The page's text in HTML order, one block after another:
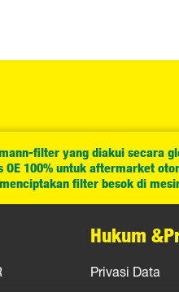
filter yang diakui secara
OE 100% untuk aftermarket
menciptakan filter besok di
Hukum
Privasi Data